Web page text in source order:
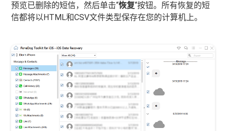
预览已删除的短信，然后单击“恢复“按钮。所有恢复的短
信都将以HTML和CSV文件类型保存在您的计算机上。